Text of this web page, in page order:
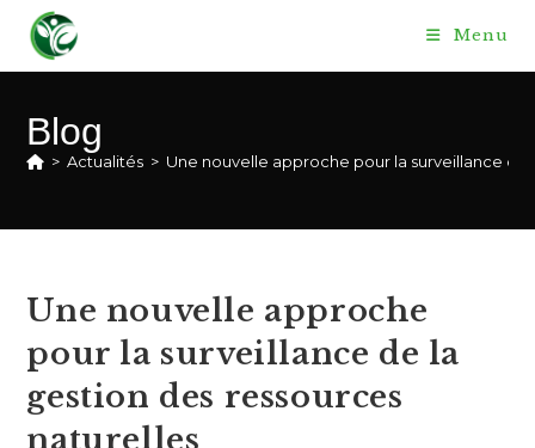
content
Menu
Blog
> Actualités > Une nouvelle approche pour la surveillance de
Une nouvelle approche
pour la surveillance de la
gestion des ressources
naturelles